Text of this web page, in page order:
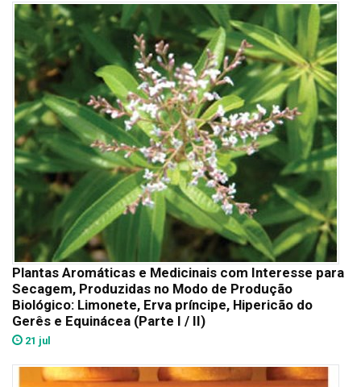
Plantas Aromáticas e Medicinais com Interesse para
Secagem, Produzidas no Modo de Produção
Biológico: Limonete, Erva príncipe, Hipericão do
Gerês e Equinácea (Parte I / II)
21 jul